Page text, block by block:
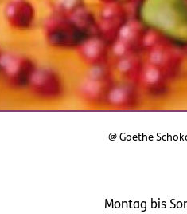
@ Goethe
Montag bis